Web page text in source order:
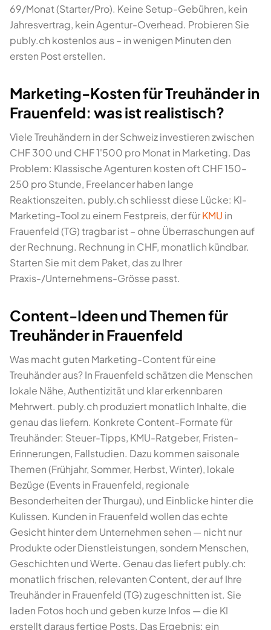
69/Monat (Starter/Pro). Keine Setup-Gebühren, kein
Jahresvertrag, kein Agentur-Overhead. Probieren Sie
publy.ch kostenlos aus – in wenigen Minuten den
ersten Post erstellen.
Marketing-Kosten für Treuhänder in
Frauenfeld: was ist realistisch?
Viele Treuhändern in der Schweiz investieren zwischen
CHF 300 und CHF 1'500 pro Monat in Marketing. Das
Problem: Klassische Agenturen kosten oft CHF 150–
250 pro Stunde, Freelancer haben lange
Reaktionszeiten. publy.ch schliesst diese Lücke: KI-
Marketing-Tool zu einem Festpreis, der fürKMU in
Frauenfeld (TG) tragbar ist – ohne Überraschungen auf
der Rechnung. Rechnung in CHF, monatlich kündbar.
Starten Sie mit dem Paket, das zu Ihrer
Praxis-/Unternehmens-Grösse passt.
Content-Ideen und Themen für
Treuhänder in Frauenfeld
Was macht guten Marketing-Content für eine
Treuhänder aus? In Frauenfeld schätzen die Menschen
lokale Nähe, Authentizität und klar erkennbaren
Mehrwert. publy.ch produziert monatlich Inhalte, die
genau das liefern. Konkrete Content-Formate für
Treuhänder: Steuer-Tipps, KMU-Ratgeber, Fristen-
Erinnerungen, Fallstudien. Dazu kommen saisonale
Themen (Frühjahr, Sommer, Herbst, Winter), lokale
Bezüge (Events in Frauenfeld, regionale
Besonderheiten der Thurgau), und Einblicke hinter die
Kulissen. Kunden in Frauenfeld wollen das echte
Gesicht hinter dem Unternehmen sehen — nicht nur
Produkte oder Dienstleistungen, sondern Menschen,
Geschichten und Werte. Genau das liefert publy.ch:
monatlich frischen, relevanten Content, der auf Ihre
Treuhänder in Frauenfeld (TG) zugeschnitten ist. Sie
laden Fotos hoch und geben kurze Infos — die KI
erstellt daraus fertige Posts. Das Ergebnis: ein